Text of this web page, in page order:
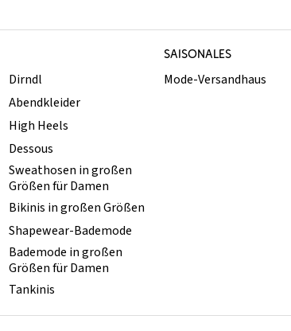
SAISONALES
Dirndl
Abendkleider
High Heels
Dessous
Sweathosen in großen
Größen für Damen
Mode-Versandhaus
Bikinis in großen Größen
Shapewear-Bademode
Bademode in großen
Größen für Damen
Tankinis